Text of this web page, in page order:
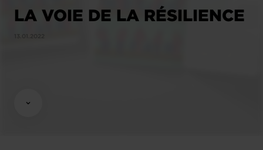
LA VOIE DE LA RÉSILIENCE